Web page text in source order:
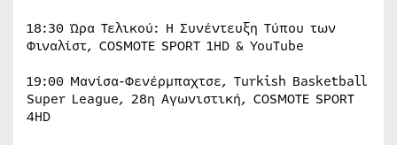
18:30 Ώρα Τελικού: Η Συνέντευξη Τύπου των
Φιναλίστ, COSMOTE SPORT 1HD & YouTube
19:00 Μανίσα-Φενέρμπαχτσε, Turkish Basketball
Super League, 28η Αγωνιστική, COSMOTE SPORT
4HD